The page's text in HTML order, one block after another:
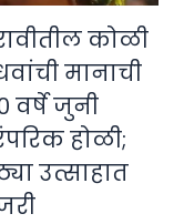
कोळी
मानाची
वर्षे जुनी
होळी;
उत्साहात